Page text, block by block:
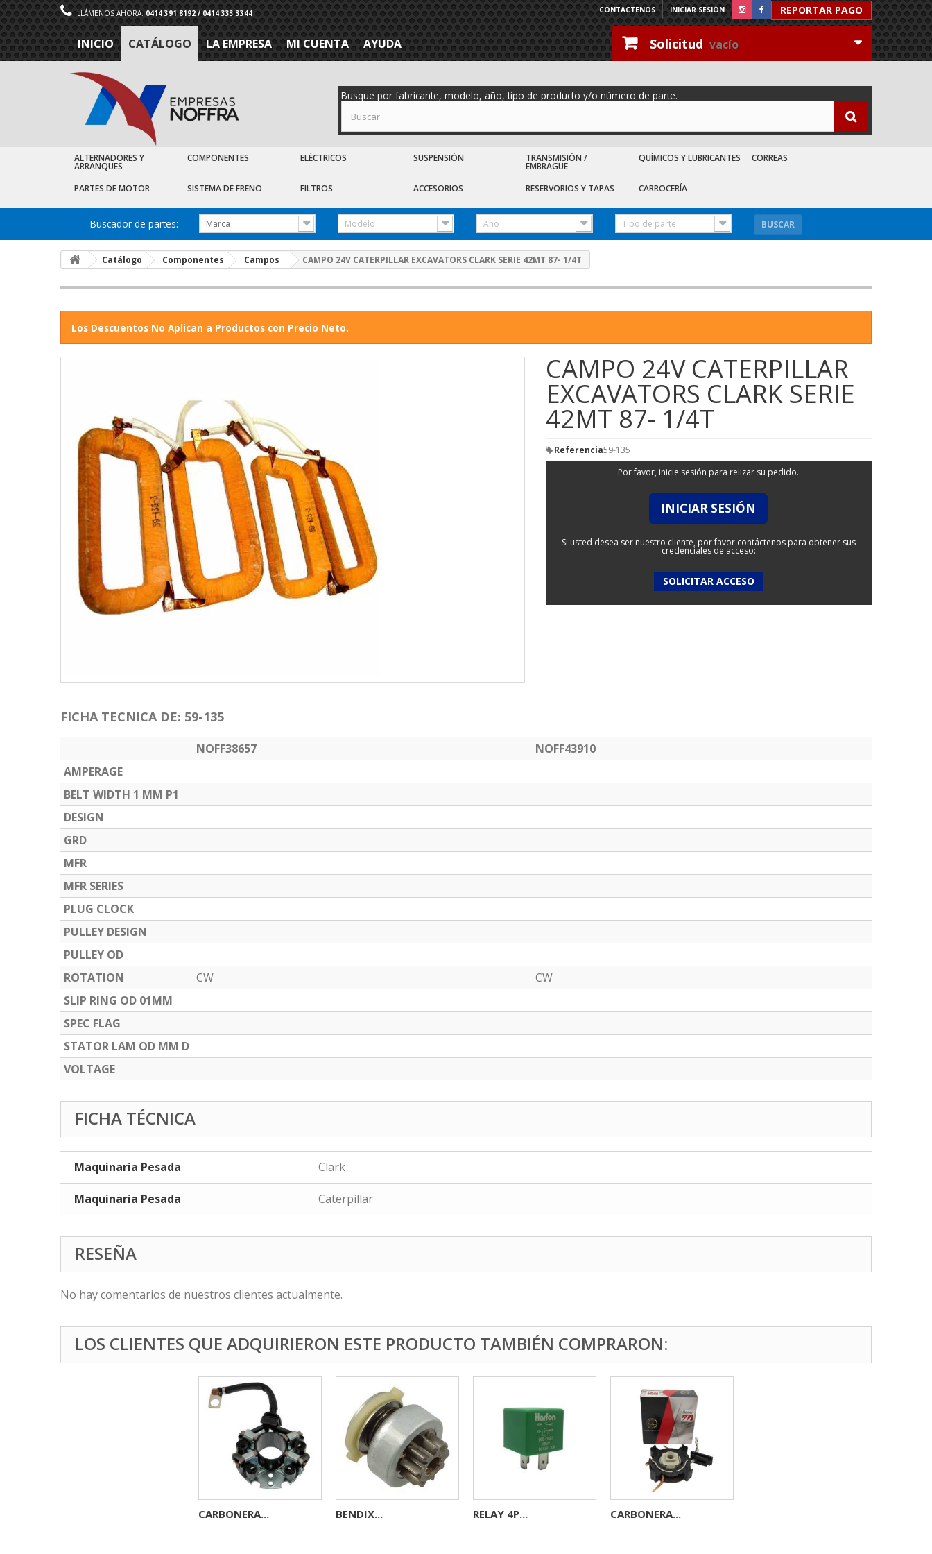
REPORTAR PAGO
INICIAR SESIÓN
CONTÁCTENOS
LLÁMENOS AHORA: 0414 391 8192 / 0414 333 3344
INICIO CATÁLOGO LA EMPRESA MI CUENTA AYUDA Solicitud vacío
Busque por fabricante, modelo, año, tipo de producto y/o número de parte.
ALTERNADORES Y
ARRANQUES
COMPONENTES ELÉCTRICOS SUSPENSIÓN TRANSMISIÓN /
EMBRAGUE
QUÍMICOS Y LUBRICANTES CORREAS
PARTES DE MOTOR SISTEMA DE FRENO FILTROS ACCESORIOS RESERVORIOS Y TAPAS CARROCERÍA
Buscador de partes: Marca Modelo Año Tipo de parte BUSCAR
Catálogo Componentes Campos CAMPO 24V CATERPILLAR EXCAVATORS CLARK SERIE 42MT 87- 1/4T
Los Descuentos No Aplican a Productos con Precio Neto.
CAMPO 24V CATERPILLAR
EXCAVATORS CLARK SERIE
42MT 87- 1/4T
Referencia59-135
Por favor, inicie sesión para relizar su pedido.
INICIAR SESIÓN
Si usted desea ser nuestro cliente, por favor contáctenos para obtener sus
credenciales de acceso:
SOLICITAR ACCESO
FICHA TECNICA DE: 59-135
NOFF38657
NOFF43910
AMPERAGE
BELT WIDTH 1 MM P1
DESIGN
GRD
MFR
MFR SERIES
PLUG CLOCK
PULLEY DESIGN
PULLEY OD
ROTATION
CW
CW
SLIP RING OD 01MM
SPEC FLAG
STATOR LAM OD MM D
VOLTAGE
FICHA TÉCNICA
Maquinaria Pesada Clark
Maquinaria Pesada Caterpillar
RESEÑA
No hay comentarios de nuestros clientes actualmente.
LOS CLIENTES QUE ADQUIRIERON ESTE PRODUCTO TAMBIÉN COMPRARON:
CARBONERA... BENDIX... RELAY 4P... CARBONERA...